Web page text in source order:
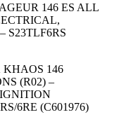
146 ES ALL
S23TLF6RS
KHAOS 146
(R02) –
6RE (C601976)